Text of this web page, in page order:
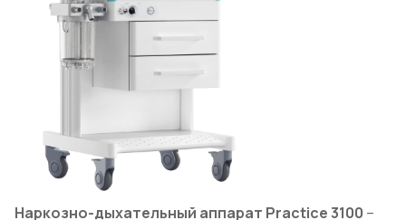
Наркозно-дыхательный аппарат Practice3100 –